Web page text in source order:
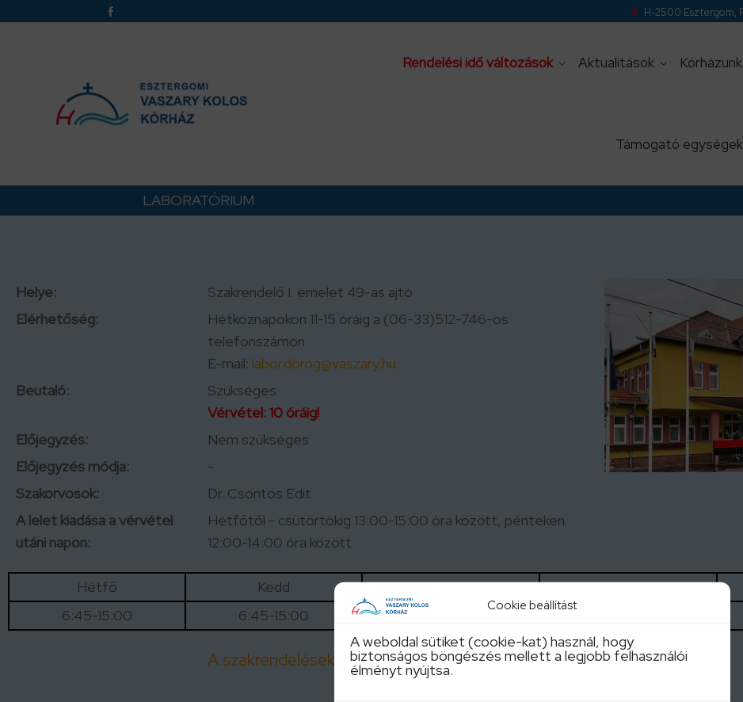
Cookie beállítást
A weboldal sütiket (cookie-kat) használ, hogy
biztonságos böngészés mellett a legjobb felhasználói
élményt nyújtsa.
H-2500 Esztergom,
Rendelési idő változások Aktualitások Kórházunk
Támogató egységek
LABORATÓRIUM
Helye:
Szakrendelő I. emelet 49-as ajtó
Elérhetőség:
Hétköznapokon 11-15 óráig a (06-33)512-746-os
telefonszámon
E-mail: labor.dorog@vaszary.hu
Beutaló:
Szükséges
Vérvétel: 10 óráig!
Előjegyzés:
Nem szükséges
Előjegyzés módja:
-
Szakorvosok:
Dr. Csontos Edit
A lelet kiadása a vérvétel
utáni napon:
Hétfőtől - csütörtökig 13:00-15:00 óra között, pénteken
12:00-14:00 óra között
Hétfő Kedd Szerda Csütörtök
6:45-15:00
6:45-15:00
A szakrendelések aktuális változásait IDE kattintva tekintheti meg!